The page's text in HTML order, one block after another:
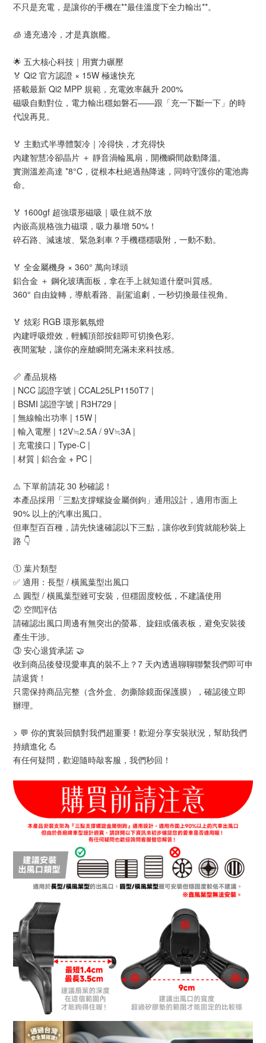
不只是充電，是讓你的手機在**最佳溫度下全力輸出**。
🧊 邊充邊冷，才是真旗艦。
🌟 五大核心科技｜用實力碾壓
🏅 Qi2 官方認證 × 15W 極速快充
搭載最新 Qi2 MPP 規範，充電效率飆升 200%
磁吸自動對位，電力輸出穩如磐石——跟「充一下斷一下」的時
代說再見。
🏅 主動式半導體製冷｜冷得快，才充得快
內建智慧冷卻晶片 ＋ 靜音渦輪風扇，開機瞬間啟動降溫。
實測溫差高達 *8°C，從根本杜絕過熱降速，同時守護你的電池壽
命。
🏅 1600gf 超強環形磁吸｜吸住就不放
內嵌高規格強力磁環，吸力暴增 50%！
碎石路、減速坡、緊急剎車？手機穩穩吸附，一動不動。
🏅 全金屬機身 × 360° 萬向球頭
鋁合金 ＋ 鋼化玻璃面板，拿在手上就知道什麼叫質感。
360° 自由旋轉，導航看路、副駕追劇，一秒切換最佳視角。
🏅 炫彩 RGB 環形氣氛燈
內建呼吸燈效，輕觸頂部按鈕即可切換色彩。
夜間駕駛，讓你的座艙瞬間充滿未來科技感。
📏 產品規格
| NCC 認證字號 | CCAL25LP1150T7 |
| BSMI 認證字號 | R3H729 |
| 無線輸出功率 | 15W |
| 輸入電壓 | 12V≒2.5A / 9V≒3A |
| 充電接口 | Type-C |
| 材質 | 鋁合金 + PC |
⚠️ 下單前請花 30 秒確認！
本產品採用「三點支撐螺旋金屬倒鉤」通用設計，適用市面上
90% 以上的汽車出風口。
但車型百百種，請先快速確認以下三點，讓你收到貨就能秒裝上
路 👇
① 葉片類型
✅ 適用：長型 / 橫風葉型出風口
⚠️ 圓型 / 橫風葉型雖可安裝，但穩固度較低，不建議使用
② 空間評估
請確認出風口周邊有無突出的螢幕、旋鈕或儀表板，避免安裝後
產生干涉。
③ 安心退貨承諾 🤝
收到商品後發現愛車真的裝不上？7 天內透過聊聊聯繫我們即可申
請退貨！
只需保持商品完整（含外盒、勿撕除鏡面保護膜），確認後立即
辦理。
> 💬 你的實裝回饋對我們超重要！歡迎分享安裝狀況，幫助我們
持續進化 💪
有任何疑問，歡迎隨時敲客服，我們秒回！